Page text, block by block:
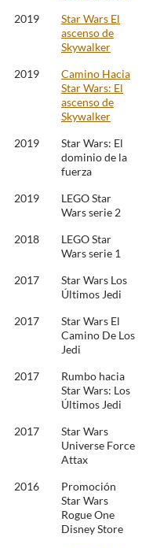
2019
Star Wars El
ascenso de
Skywalker
2019
Camino Hacia
Star Wars: El
ascenso de
Skywalker
2019
Star Wars: El
dominio de la
fuerza
2019
LEGO Star
Wars serie 2
2018
LEGO Star
Wars serie 1
2017
Star Wars Los
Últimos Jedi
2017
Star Wars El
Camino De Los
Jedi
2017
Rumbo hacia
Star Wars: Los
Últimos Jedi
2017
Star Wars
Universe Force
Attax
2016
Promoción
Star Wars
Rogue One
Disney Store